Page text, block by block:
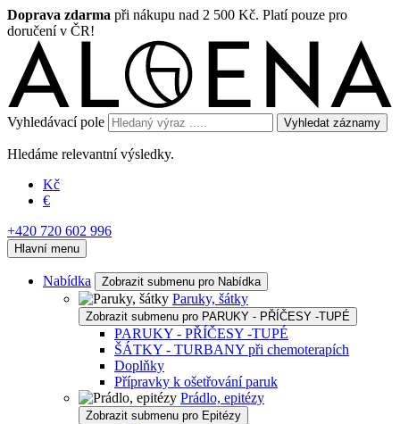
Doprava zdarma při nákupu nad 2 500 Kč. Platí pouze pro
doručení v ČR!
Vyhledávací pole Vyhledat záznamy
Hledáme relevantní výsledky.
Kč
€
+420 720 602 996
Hlavní menu
Nabídka Zobrazit submenu pro Nabídka
Paruky, šátky
Zobrazit submenu pro PARUKY - PŘÍČESY -TUPÉ
PARUKY - PŘÍČESY -TUPÉ
ŠÁTKY - TURBANY při chemoterapích
Doplňky
Přípravky k ošetřování paruk
Prádlo, epitézy
Zobrazit submenu pro Epitézy